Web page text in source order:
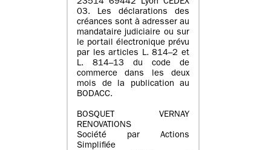
23514 69442 Lyon CEDEX
03. Les déclarations des
créances sont à adresser au
mandataire judiciaire ou sur
le portail électronique prévu
par les articles L. 814–2 et
L. 814–13 du code de
commerce dans les deux
mois de la publication au
BODACC.
BOSQUET VERNAY
RENOVATIONS
Société par Actions
Simplifiée